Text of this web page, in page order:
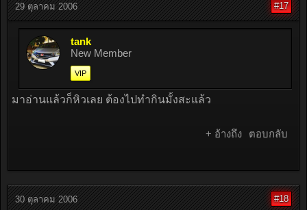
29 ตุลาคม 2006 #17
tank
New Member
VIP
มาอ่านแล้วก็หิวเลย ต้องไปทำกินมั้งสะแล้ว
+ อ้างถึง ตอบกลับ
30 ตุลาคม 2006 #18